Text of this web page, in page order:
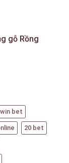
gỗ Rồng
bet
20 bet